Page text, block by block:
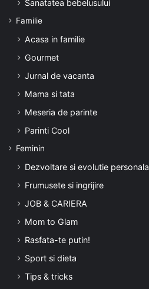
Sanatatea bebelusului
Familie
Acasa in familie
Gourmet
Jurnal de vacanta
Mama si tata
Meseria de parinte
Parinti Cool
Feminin
Dezvoltare si evolutie personala
Frumusete si ingrijire
JOB & CARIERA
Mom to Glam
Rasfata-te putin!
Sport si dieta
Tips & tricks